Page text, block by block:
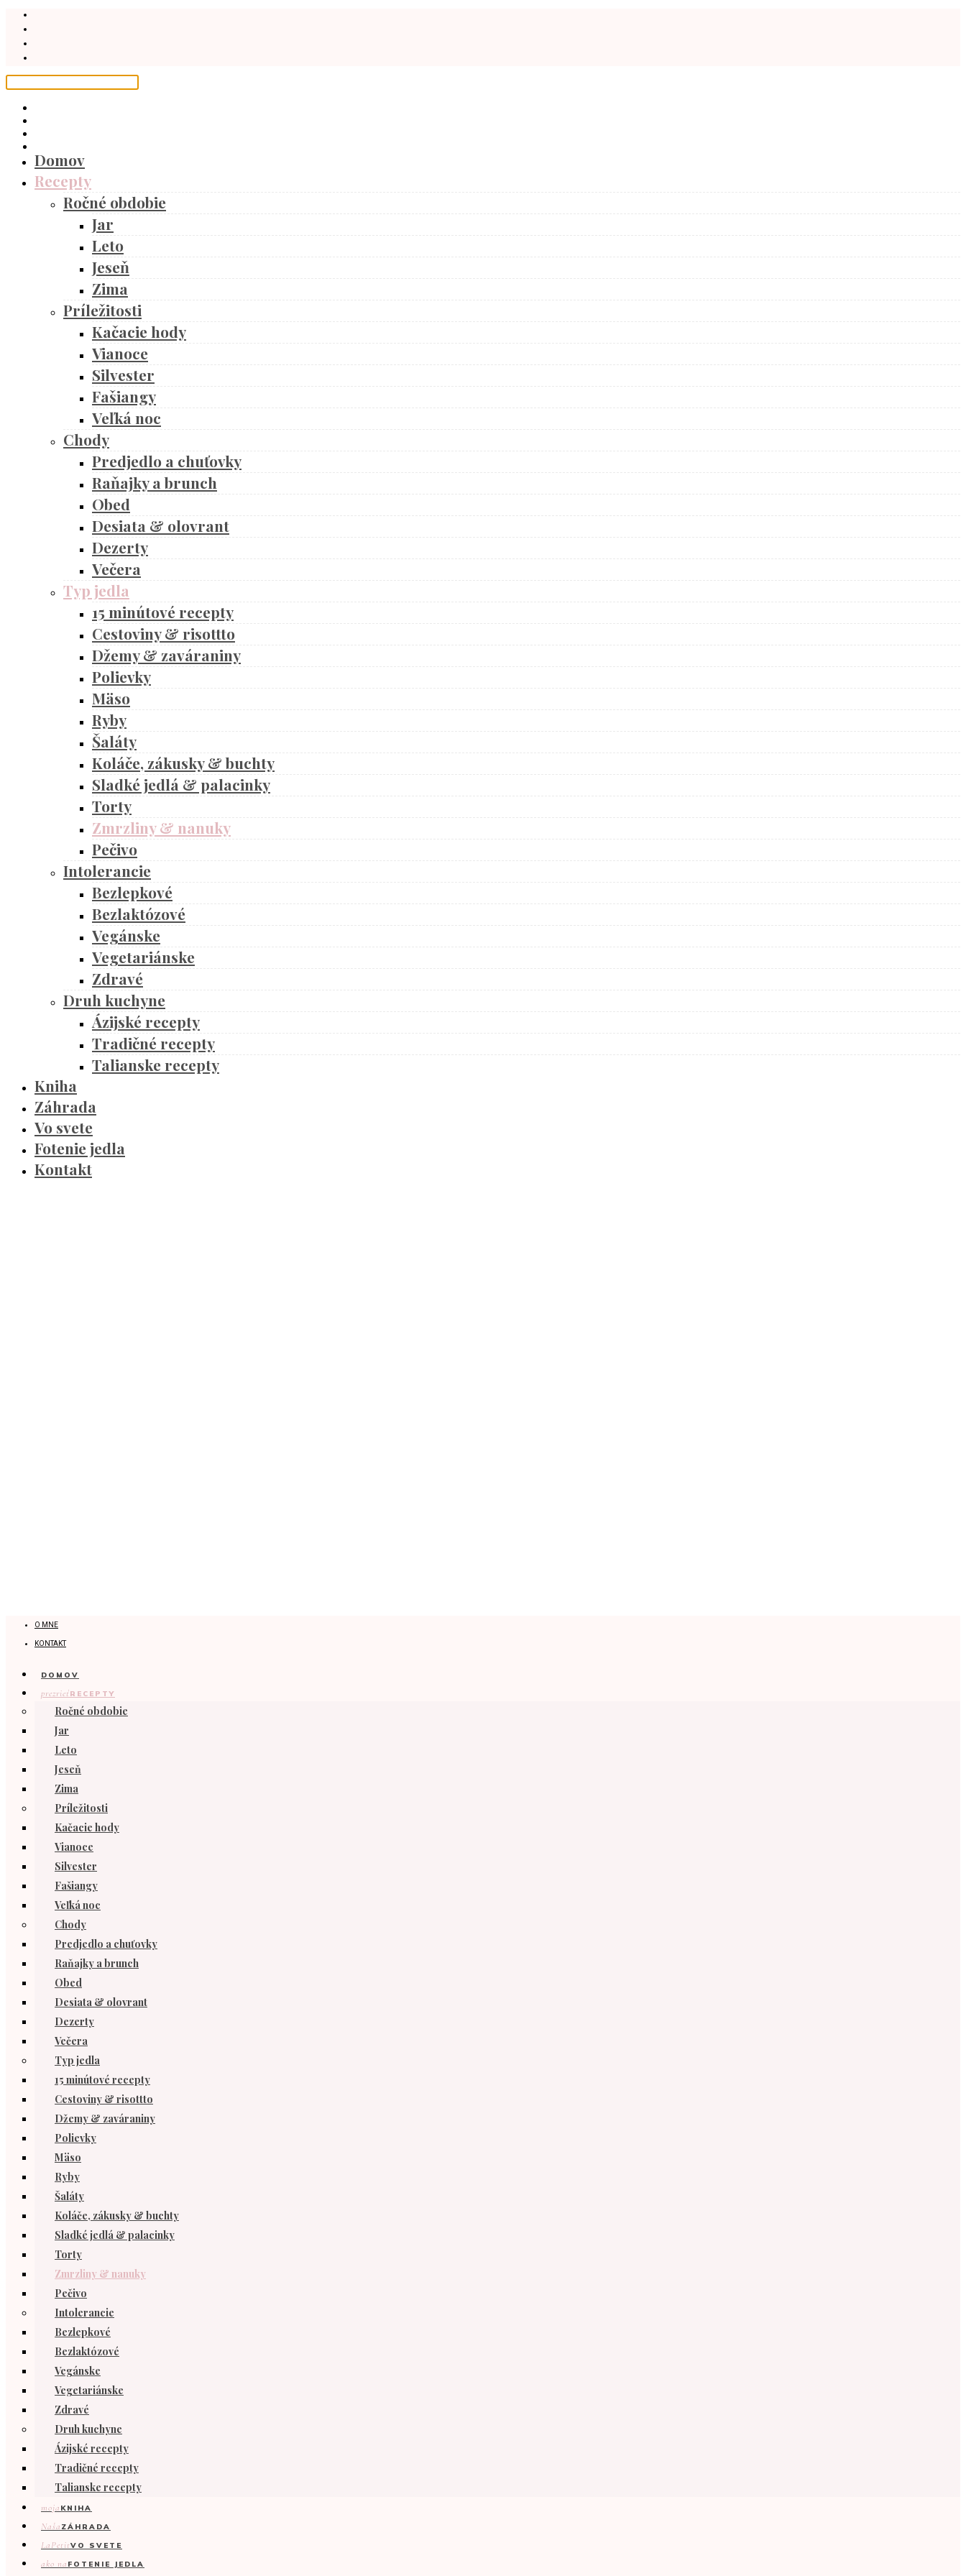
Domov
Recepty
Ročné obdobie
Jar
Leto
Jeseň
Zima
Príležitosti
Kačacie hody
Vianoce
Silvester
Fašiangy
Veľká noc
Chody
Predjedlo a chuťovky
Raňajky a brunch
Obed
Desiata & olovrant
Dezerty
Večera
Typ jedla
15 minútové recepty
Cestoviny & risottto
Džemy & zaváraniny
Polievky
Mäso
Ryby
Šaláty
Koláče, zákusky & buchty
Sladké jedlá & palacinky
Torty
Zmrzliny & nanuky
Pečivo
Intolerancie
Bezlepkové
Bezlaktózové
Vegánske
Vegetariánske
Zdravé
Druh kuchyne
Ázijské recepty
Tradičné recepty
Talianske recepty
Kniha
Záhrada
Vo svete
Fotenie jedla
Kontakt
O MNE
KONTAKT
DOMOV
prezrieťRECEPTY
Ročné obdobie
Jar
Leto
Jeseň
Zima
Príležitosti
Kačacie hody
Vianoce
Silvester
Fašiangy
Veľká noc
Chody
Predjedlo a chuťovky
Raňajky a brunch
Obed
Desiata & olovrant
Dezerty
Večera
Typ jedla
15 minútové recepty
Cestoviny & risottto
Džemy & zaváraniny
Polievky
Mäso
Ryby
Šaláty
Koláče, zákusky & buchty
Sladké jedlá & palacinky
Torty
Zmrzliny & nanuky
Pečivo
Intolerancie
Bezlepkové
Bezlaktózové
Vegánske
Vegetariánske
Zdravé
Druh kuchyne
Ázijské recepty
Tradičné recepty
Talianske recepty
moja KNIHA
Naša ZÁHRADA
LaPetitVO SVETE
ako na FOTENIE JEDLA